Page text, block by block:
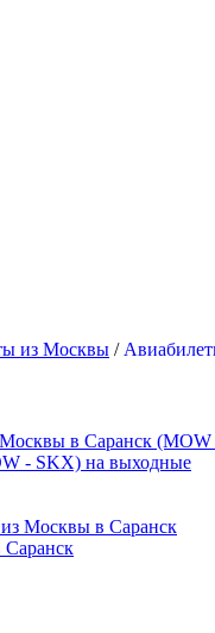
из Москвы /
в Саранск
- SKX) на выходные
Москвы в Саранск